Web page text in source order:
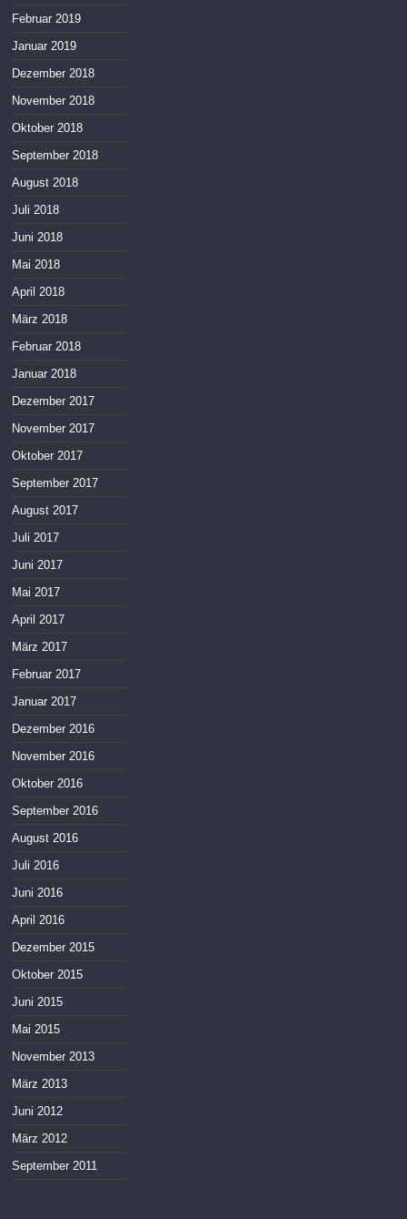
Februar 2019
Januar 2019
Dezember 2018
November 2018
Oktober 2018
September 2018
August 2018
Juli 2018
Juni 2018
Mai 2018
April 2018
März 2018
Februar 2018
Januar 2018
Dezember 2017
November 2017
Oktober 2017
September 2017
August 2017
Juli 2017
Juni 2017
Mai 2017
April 2017
März 2017
Februar 2017
Januar 2017
Dezember 2016
November 2016
Oktober 2016
September 2016
August 2016
Juli 2016
Juni 2016
April 2016
Dezember 2015
Oktober 2015
Juni 2015
Mai 2015
November 2013
März 2013
Juni 2012
März 2012
September 2011